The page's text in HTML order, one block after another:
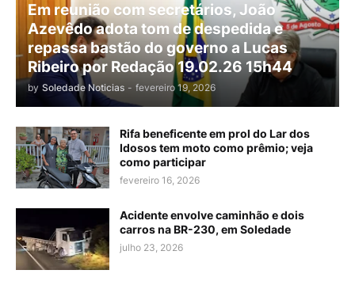
Em reunião com secretários, João
Azevêdo adota tom de despedida e
repassa bastão do governo a Lucas
Ribeiro por Redação 19.02.26 15h44
by Soledade Noticias - fevereiro 19, 2026
Rifa beneficente em prol do Lar dos
Idosos tem moto como prêmio; veja
como participar
fevereiro 16, 2026
Acidente envolve caminhão e dois
carros na BR-230, em Soledade
julho 23, 2026